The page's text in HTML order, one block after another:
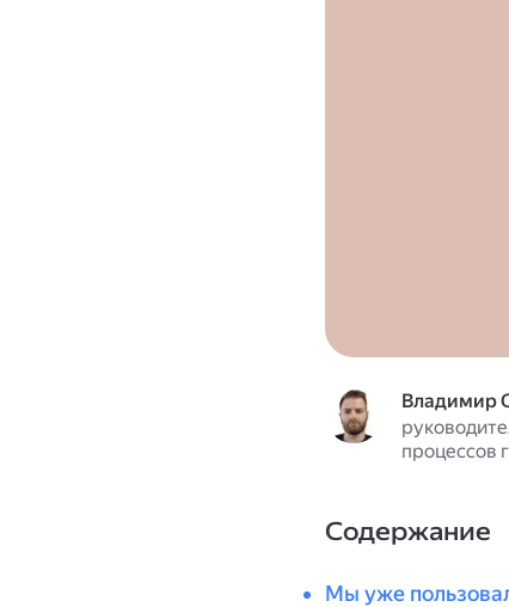
Владимир
процессов
Содержание
Мы уже